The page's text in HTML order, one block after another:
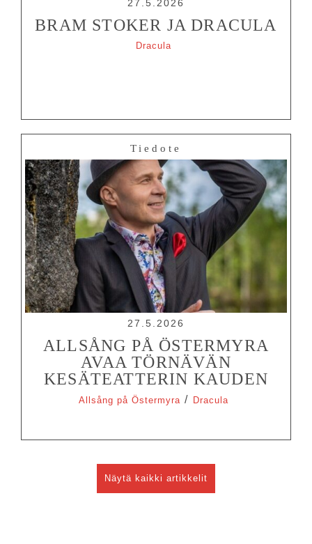
27.5.2026
BRAM STOKER JA DRACULA
Dracula
Tiedote
27.5.2026
ALLSÅNG PÅ ÖSTERMYRA
AVAA TÖRNÄVÄN
KESÄTEATTERIN KAUDEN
Allsång på Östermyra / Dracula
Näytä kaikki artikkelit